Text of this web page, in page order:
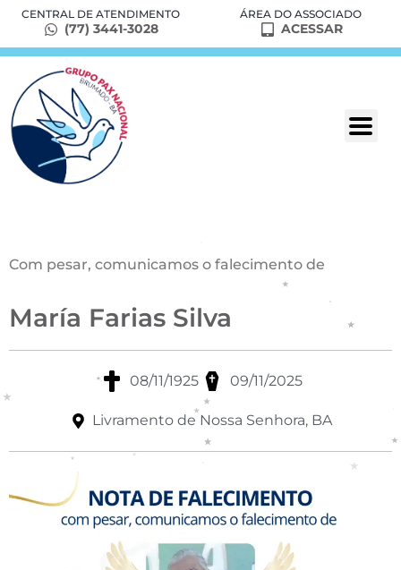
CENTRAL DE ATENDIMENTO
(77) 3441-3028
ÁREA DO ASSOCIADO
ACESSAR
Com pesar, comunicamos o falecimento de
María Farias Silva
08/11/1925 09/11/2025
Livramento de Nossa Senhora, BA